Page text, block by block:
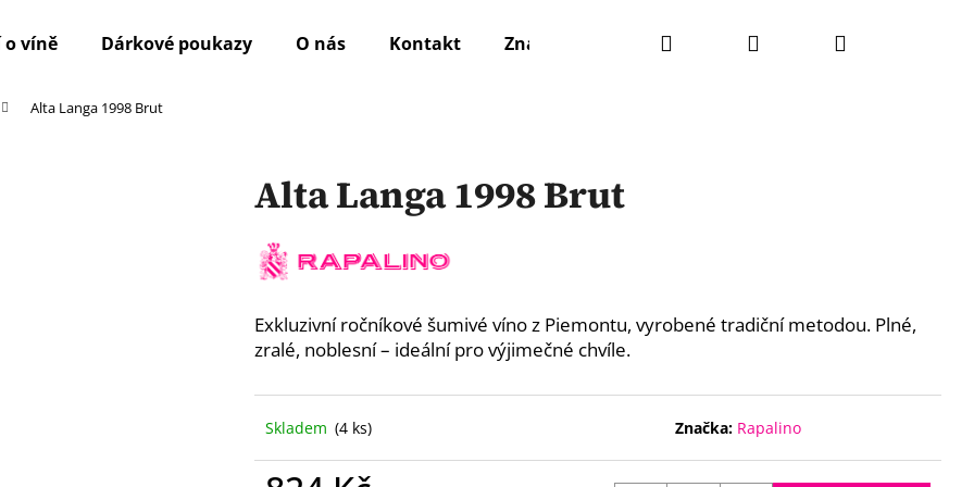
o víně Dárkové poukazy O nás Kontakt Značky Hledat PřihlášeníNákupní
Alta Langa 1998 Brut
Alta Langa 1998 Brut
Exkluzivní ročníkové šumivé víno z Piemontu, vyrobené tradiční metodou. Plné,
zralé, noblesní – ideální pro výjimečné chvíle.
Skladem (4 ks) Značka: Rapalino
Co potřebujete najít?
HLEDAT